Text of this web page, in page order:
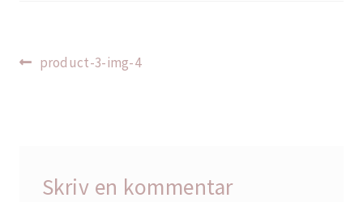
Indlægsnavigation
Forrige
product-3-img-4
Skriv en kommentar